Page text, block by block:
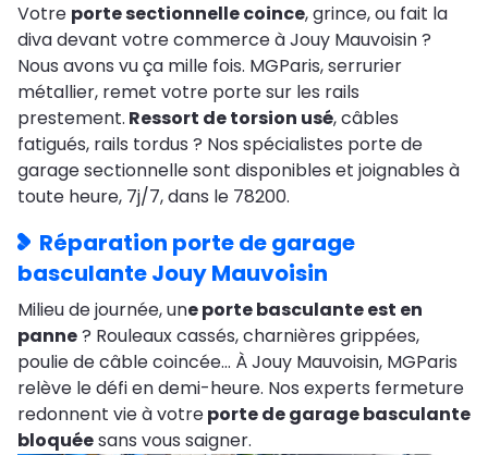
Votre porte sectionnelle coince, grince, ou fait la
diva devant votre commerce à Jouy Mauvoisin ?
Nous avons vu ça mille fois. MGParis, serrurier
métallier, remet votre porte sur les rails
prestement. Ressort de torsion usé, câbles
fatigués, rails tordus ? Nos spécialistes porte de
garage sectionnelle sont disponibles et joignables à
toute heure, 7j/7, dans le 78200.
Réparation porte de garage
basculante Jouy Mauvoisin
Milieu de journée, une porte basculante est en
panne? Rouleaux cassés, charnières grippées,
poulie de câble coincée… À Jouy Mauvoisin, MGParis
relève le défi en demi-heure. Nos experts fermeture
redonnent vie à votreporte de garage basculante
bloquéesans vous saigner.